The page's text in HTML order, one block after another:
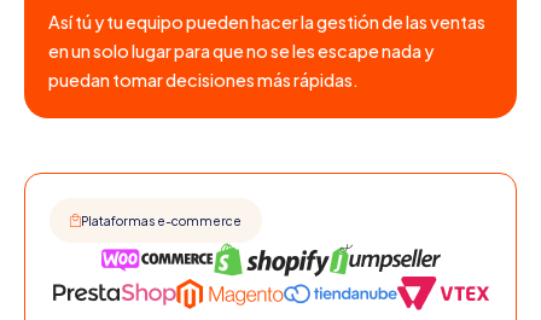
Así tú y tu equipo pueden hacer la gestión de las ventas
en un solo lugar para que no se les escape nada y
puedan tomar decisiones más rápidas.
Plataformas e-commerce